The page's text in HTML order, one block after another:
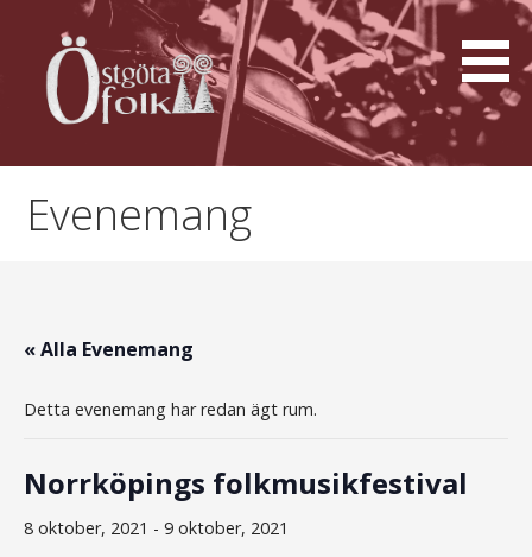
innehåll
Östgötafolk
Evenemang
« Alla Evenemang
Detta evenemang har redan ägt rum.
Norrköpings folkmusikfestival
8 oktober, 2021 - 9 oktober, 2021